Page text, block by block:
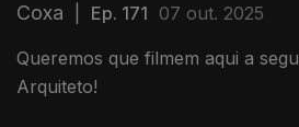
Coxa
Ep. 171 07 out. 2025
Queremos que filmem aqui a
Arquiteto!